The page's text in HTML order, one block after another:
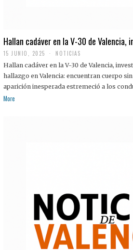
Hallan cadáver en la V-30 de Valencia,
15 JUNIO, 2025 NOTICIAS
Hallan cadáver en la V-30 de Valencia,
hallazgo en Valencia: encuentran cuerpo
aparición inesperada estremeció a los
More